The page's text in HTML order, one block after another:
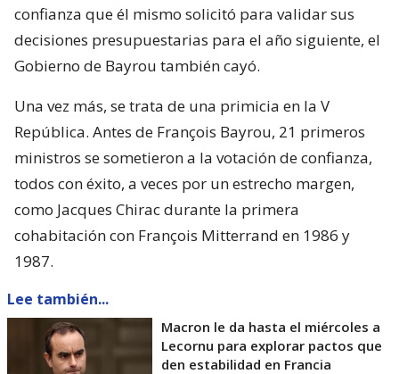
confianza que él mismo solicitó para validar sus
decisiones presupuestarias para el año siguiente, el
Gobierno de Bayrou también cayó.
Una vez más, se trata de una primicia en la V
República. Antes de François Bayrou, 21 primeros
ministros se sometieron a la votación de confianza,
todos con éxito, a veces por un estrecho margen,
como Jacques Chirac durante la primera
cohabitación con François Mitterrand en 1986 y
1987.
Lee también...
Macron le da hasta el miércoles a
Lecornu para explorar pactos que
den estabilidad en Francia